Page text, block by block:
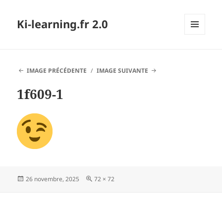
Ki-learning.fr 2.0
IMAGE PRÉCÉDENTE
IMAGE SUIVANTE
1f609-1
Publié
26 novembre, 2025
Taille
72 × 72